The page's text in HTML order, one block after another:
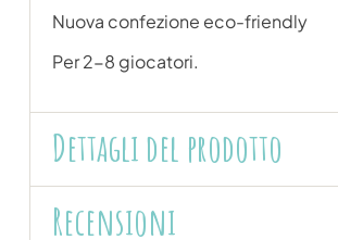
Nuova confezione eco-friendly
Per 2-8 giocatori.
Dettagli del prodotto
Recensioni